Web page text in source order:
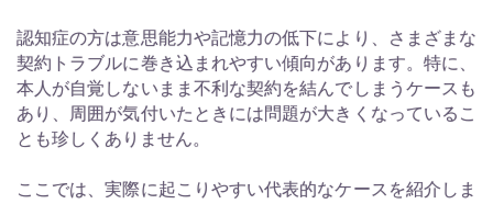
認知症の方は意思能力や記憶力の低下により、さまざまな
契約トラブルに巻き込まれやすい傾向があります。特に、
本人が自覚しないまま不利な契約を結んでしまうケースも
あり、周囲が気付いたときには問題が大きくなっているこ
とも珍しくありません。
ここでは、実際に起こりやすい代表的なケースを紹介しま